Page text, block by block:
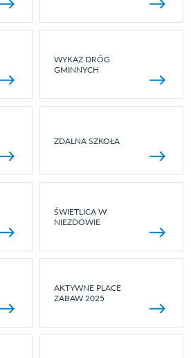
WYKAZ DRÓG
GMINNYCH
ZDALNA SZKOŁA
ŚWIETLICA W
NIEZDOWIE
AKTYWNE PLACE
ZABAW 2025